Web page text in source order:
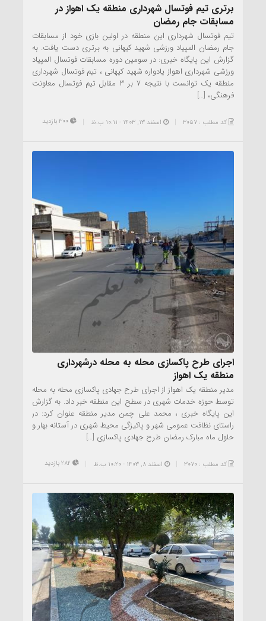
برتری تیم فوتسال شهرداری منطقه یک اهواز در
مسابقات جام رمضان
تیم فوتسال شهرداری این منطقه در اولین بازی خود از مسابقات
جام رمضان المپیاد ورزشی شهید کیهانی به برتری دست یافت. به
گزارش این پایگاه خبری: در سومین دوره مسابقات فوتسال المپیاد
ورزشی شهرداری اهواز یادواره شهید کیهانی ، تیم فوتسال شهرداری
منطقه یک توانست با نتیجه ۷ بر ۳ مقابل تیم فوتسال معاونت
فرهنگی، […]
کد مطلب : 3057 اسفند ۱۳, ۱۴۰۳ - 10:11 ب.ظ
اجرای طرح پاکسازی محله به محله درشهرداری
منطقه یک اهواز
مدیر منطقه یک اهواز از اجرای طرح جهادی پاکسازی محله به محله
توسط حوزه خدمات شهری در سطح این منطقه خبر داد. به گزارش
این پایگاه خبری ، محمد علی چمن مدیر منطقه عنوان کرد: در
راستای نظافت عمومی شهر و پاکیزگی محیط شهری در آستانه بهار و
حلول ماه مبارک رمضان طرح جهادی پاکسازی […]
کد مطلب : 3070 اسفند ۸, ۱۴۰۳ - 10:20 ب.ظ